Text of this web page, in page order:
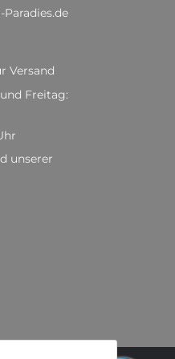
Versand
Freitag:
unserer